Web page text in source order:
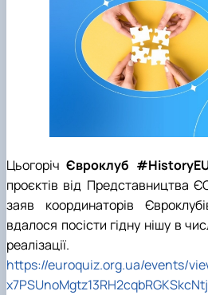
Career guidance
ЦьогорічЄвроклуб
проєктів від Представництва
заяв координаторів
вдалося посісти гідну нішу в
реалізації.
https://euroquiz.org.ua/events/